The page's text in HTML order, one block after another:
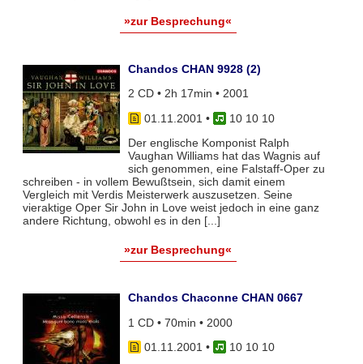
»zur Besprechung«
Chandos CHAN 9928 (2)
2 CD • 2h 17min • 2001
01.11.2001 •
10 10 10
Der englische Komponist Ralph
Vaughan Williams hat das Wagnis auf
sich genommen, eine Falstaff-Oper zu
schreiben - in vollem Bewußtsein, sich damit einem
Vergleich mit Verdis Meisterwerk auszusetzen. Seine
vieraktige Oper Sir John in Love weist jedoch in eine ganz
andere Richtung, obwohl es in den [...]
»zur Besprechung«
Chandos Chaconne CHAN 0667
1 CD • 70min • 2000
01.11.2001 •
10 10 10